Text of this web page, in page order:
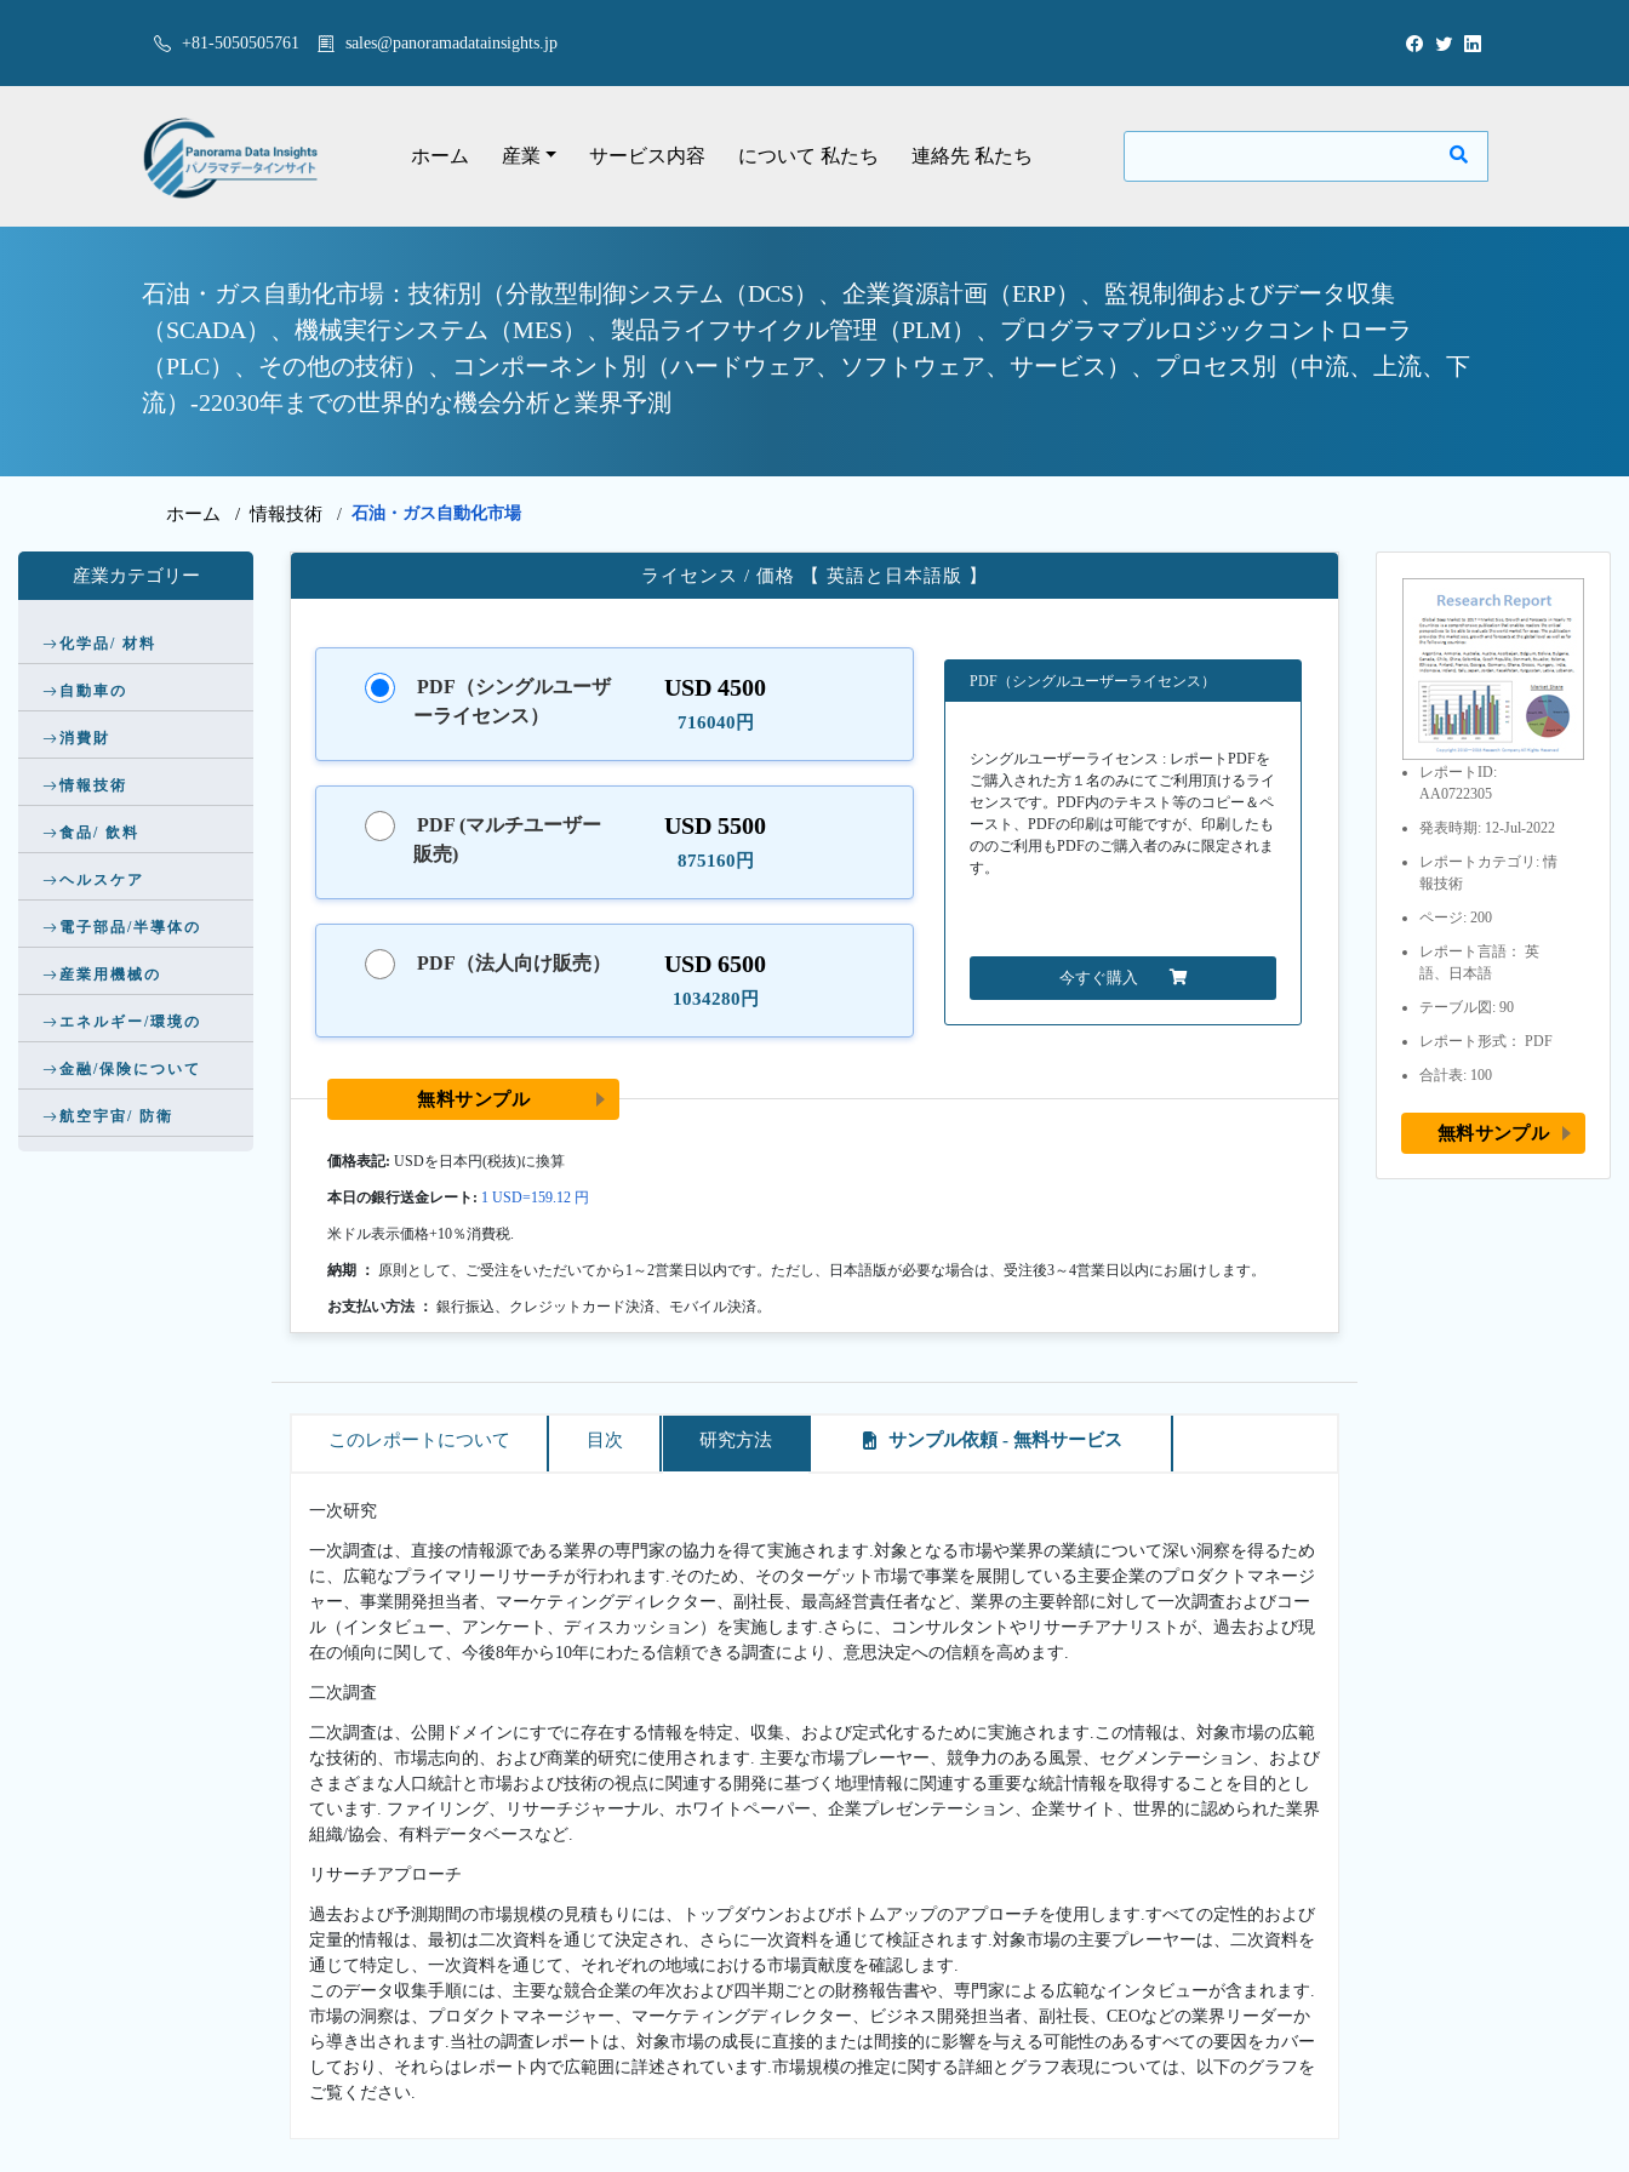
+81-5050505761 sales@panoramadatainsights.jp
ホーム 産業 サービス内容 について 私たち 連絡先 私たち
石油・ガス自動化市場：技術別（分散型制御システム（DCS）、企業資源計画（ERP）、監視制御およびデータ収集
（SCADA）、機械実行システム（MES）、製品ライフサイクル管理（PLM）、プログラマブルロジックコントローラ
（PLC）、その他の技術）、コンポーネント別（ハードウェア、ソフトウェア、サービス）、プロセス別（中流、上流、下
流）-22030年までの世界的な機会分析と業界予測
ホーム /情報技術 / 石油・ガス自動化市場
産業カテゴリー
化学品/ 材料
自動車の
消費財
情報技術
食品/ 飲料
ヘルスケア
電子部品/半導体の
産業用機械の
エネルギー/環境の
金融/保険について
航空宇宙/ 防衛
ライセンス / 価格 【 英語と日本語版 】
PDF（シングルユーザ
ーライセンス）
USD 4500
716040円
PDF (マルチユーザー
販売)
USD 5500
875160円
PDF（法人向け販売） USD 6500
1034280円
PDF（シングルユーザーライセンス）
シングルユーザーライセンス : レポートPDFを
ご購入された方１名のみにてご利用頂けるライ
センスです。PDF内のテキスト等のコピー＆ペ
ースト、PDFの印刷は可能ですが、印刷したも
ののご利用もPDFのご購入者のみに限定されま
す。
今すぐ購入
無料サンプル
価格表記: USDを日本円(税抜)に換算
本日の銀行送金レート: 1 USD=159.12 円
米ドル表示価格+10％消費税.
納期 ： 原則として、ご受注をいただいてから1～2営業日以内です。ただし、日本語版が必要な場合は、受注後3～4営業日以内にお届けします。
お支払い方法 ： 銀行振込、クレジットカード決済、モバイル決済。
このレポートについて 目次 研究方法 サンプル依頼 - 無料サービス
一次研究
一次調査は、直接の情報源である業界の専門家の協力を得て実施されます.対象となる市場や業界の業績について深い洞察を得るため
に、広範なプライマリーリサーチが行われます.そのため、そのターゲット市場で事業を展開している主要企業のプロダクトマネージ
ャー、事業開発担当者、マーケティングディレクター、副社長、最高経営責任者など、業界の主要幹部に対して一次調査およびコー
ル（インタビュー、アンケート、ディスカッション）を実施します.さらに、コンサルタントやリサーチアナリストが、過去および現
在の傾向に関して、今後8年から10年にわたる信頼できる調査により、意思決定への信頼を高めます.
二次調査
二次調査は、公開ドメインにすでに存在する情報を特定、収集、および定式化するために実施されます.この情報は、対象市場の広範
な技術的、市場志向的、および商業的研究に使用されます. 主要な市場プレーヤー、競争力のある風景、セグメンテーション、および
さまざまな人口統計と市場および技術の視点に関連する開発に基づく地理情報に関連する重要な統計情報を取得することを目的とし
ています. ファイリング、リサーチジャーナル、ホワイトペーパー、企業プレゼンテーション、企業サイト、世界的に認められた業界
組織/協会、有料データベースなど.
リサーチアプローチ
過去および予測期間の市場規模の見積もりには、トップダウンおよびボトムアップのアプローチを使用します.すべての定性的および
定量的情報は、最初は二次資料を通じて決定され、さらに一次資料を通じて検証されます.対象市場の主要プレーヤーは、二次資料を
通じて特定し、一次資料を通じて、それぞれの地域における市場貢献度を確認します.
このデータ収集手順には、主要な競合企業の年次および四半期ごとの財務報告書や、専門家による広範なインタビューが含まれます.
市場の洞察は、プロダクトマネージャー、マーケティングディレクター、ビジネス開発担当者、副社長、CEOなどの業界リーダーか
ら導き出されます.当社の調査レポートは、対象市場の成長に直接的または間接的に影響を与える可能性のあるすべての要因をカバー
しており、それらはレポート内で広範囲に詳述されています.市場規模の推定に関する詳細とグラフ表現については、以下のグラフを
ご覧ください.
レポートID:
AA0722305
発表時期: 12-Jul-2022
レポートカテゴリ: 情
報技術
ページ: 200
レポート言語： 英
語、日本語
テーブル図: 90
レポート形式： PDF
合計表: 100
無料サンプル